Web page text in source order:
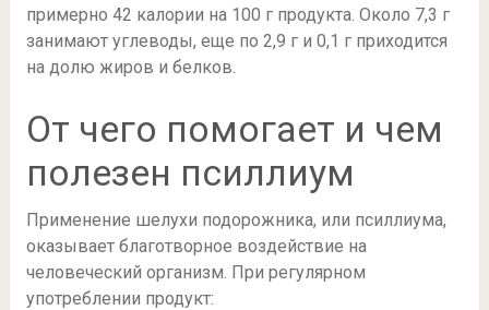
примерно 42 калории на 100 г продукта. Около 7,3 г
занимают углеводы, еще по 2,9 г и 0,1 г приходится
на долю жиров и белков.
От чего помогает и чем
полезен псиллиум
Применение шелухи подорожника, или псиллиума,
оказывает благотворное воздействие на
человеческий организм. При регулярном
употреблении продукт: